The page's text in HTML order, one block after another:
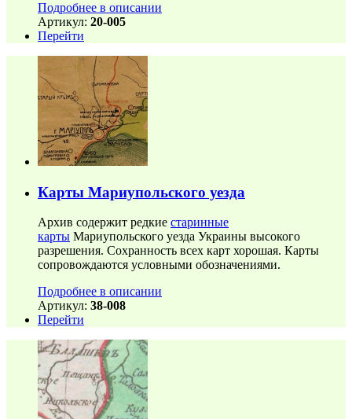
Подробнее в описании
Артикул: 20-005
Перейти
Карты Мариупольского уезда
Архив содержит редкие старинные
карты Мариупольского уезда Украины высокого
разрешения. Сохранность всех карт хорошая. Карты
сопровождаются условными обозначениями.
Подробнее в описании
Артикул: 38-008
Перейти